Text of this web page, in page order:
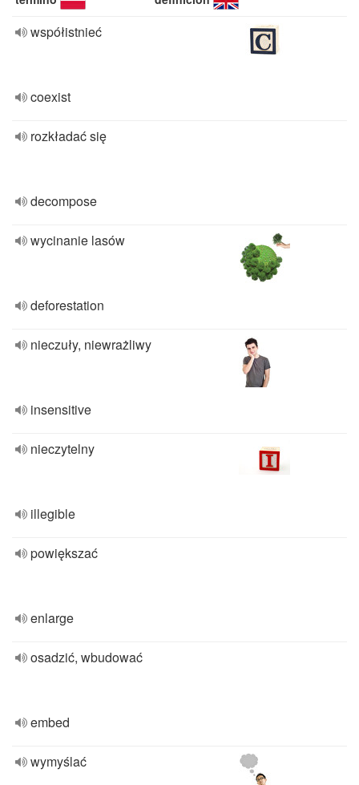
współistnieć
coexist
rozkładać się
decompose
wycinanie lasów
deforestation
nieczuły, niewrażliwy
insensitive
nieczytelny
illegible
powiększać
enlarge
osadzić, wbudować
embed
wymyślać